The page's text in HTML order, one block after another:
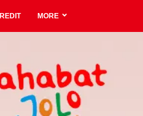
MORE